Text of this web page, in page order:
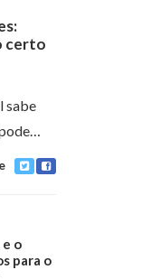
certo
sabe
o
para o